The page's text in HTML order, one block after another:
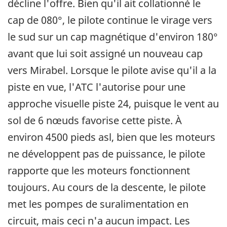
décline l'offre. Bien qu'il ait collationné le
cap de 080°, le pilote continue le virage vers
le sud sur un cap magnétique d'environ 180°
avant que lui soit assigné un nouveau cap
vers Mirabel. Lorsque le pilote avise qu'il a la
piste en vue, l'ATC l'autorise pour une
approche visuelle piste 24, puisque le vent au
sol de 6 nœuds favorise cette piste. À
environ 4500 pieds asl, bien que les moteurs
ne développent pas de puissance, le pilote
rapporte que les moteurs fonctionnent
toujours. Au cours de la descente, le pilote
met les pompes de suralimentation en
circuit, mais ceci n'a aucun impact. Les